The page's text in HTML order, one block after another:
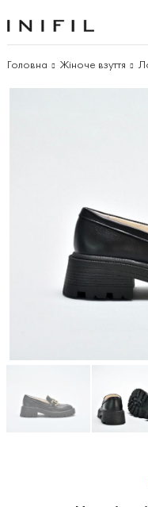
Головна Жіноче взуття